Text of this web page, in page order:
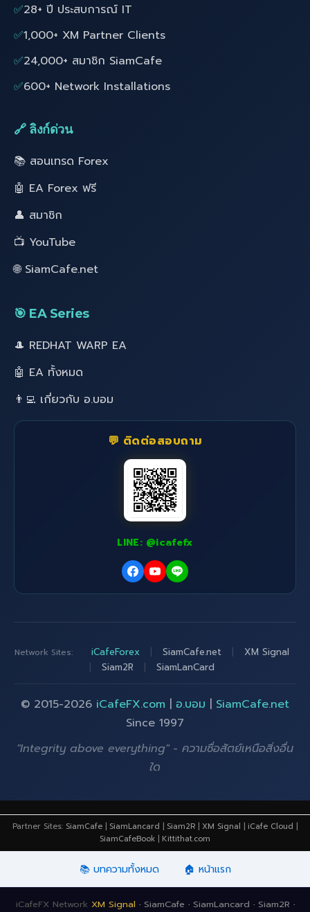
✅28+ ปี ประสบการณ์ IT
✅1,000+ XM Partner Clients
✅24,000+ สมาชิก SiamCafe
✅600+ Network Installations
🔗 ลิงก์ด่วน
📚 สอนเทรด Forex
🤖 EA Forex ฟรี
👤 สมาชิก
📺 YouTube
🌐 SiamCafe.net
🎯 EA Series
🎩 REDHAT WARP EA
🤖 EA ทั้งหมด
👨‍💻 เกี่ยวกับ อ.บอม
💬 ติดต่อสอบถาม
LINE: @icafefx
Network Sites: iCafeForex SiamCafe.net
XM Signal
Siam2R SiamLanCard
© 2015-2026 iCafeFX.com | อ.บอม | SiamCafe.net
Since 1997
"Integrity above everything" - ความซื่อสัตย์เหนือสิ่งอื่น
ใด
Partner Sites: SiamCafe | SiamLancard | Siam2R | XM Signal | iCafe Cloud |
SiamCafeBook | Kittithat.com
📚 บทความทั้งหมด 🏠 หน้าแรก
iCafeFX Network XM Signal · SiamCafe · SiamLancard · Siam2R ·